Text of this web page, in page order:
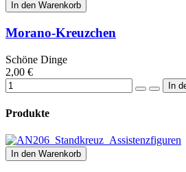
In den Warenkorb
Morano-Kreuzchen
Schöne Dinge
2,00 €
Produkte
In den Warenkorb